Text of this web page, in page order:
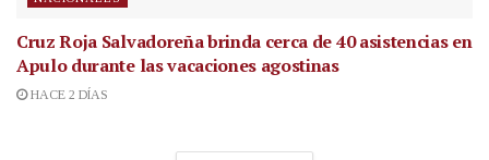
Cruz Roja Salvadoreña brinda cerca de 40 asistencias en
Apulo durante las vacaciones agostinas
HACE 2 DÍAS